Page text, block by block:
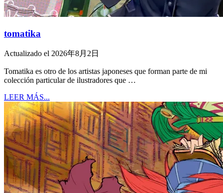
tomatika
Actualizado el 2026年8月2日
Tomatika es otro de los artistas japoneses que forman parte de mi
colección particular de ilustradores que …
LEER MÁS...